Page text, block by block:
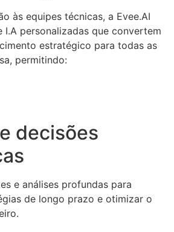
às equipes técnicas, a Evee.AI
I.A personalizadas que convertem
estratégico para todas as
permitindo:
decisões
e análises profundas para
de longo prazo e otimizar o